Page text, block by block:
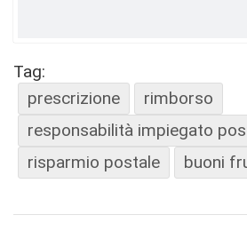
Tag:
prescrizione
rimborso
responsabilità impiegato
risparmio postale
buoni